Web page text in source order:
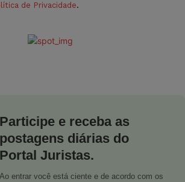
de Privacidade.
Participe e receba as
postagens diárias do
Portal Juristas.
Ao entrar você está ciente e de acordo com os